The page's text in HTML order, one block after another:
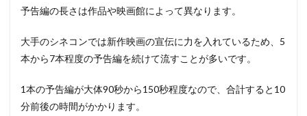
予告編の長さは作品や映画館によって異なります。
大手のシネコンでは新作映画の宣伝に力を入れているため、5
本から7本程度の予告編を続けて流すことが多いです。
1本の予告編が大体90秒から150秒程度なので、合計すると10
分前後の時間がかかります。